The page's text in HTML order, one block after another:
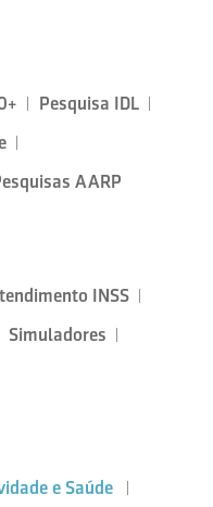
Pesquisa IDL
AARP
INSS
Simuladores
e Saúde